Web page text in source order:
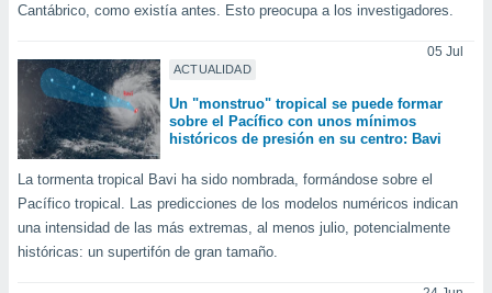
el
de
o a través
de
de
de
uso de
con el
Cantábrico, como existía antes. Esto preocupa a los investigadores.
ACTUALIDAD
05 Jul
Un "monstruo" tropical se puede formar
sobre el Pacífico con unos mínimos
históricos de presión en su centro: Bavi
La tormenta tropical Bavi ha sido nombrada, formándose sobre el
Pacífico tropical. Las predicciones de los modelos numéricos indican
una intensidad de las más extremas, al menos julio, potencialmente
históricas: un supertifón de gran tamaño.